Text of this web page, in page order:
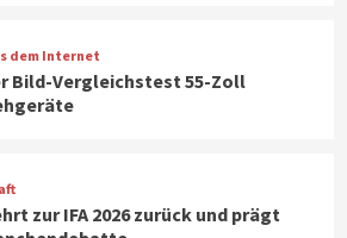
dem Internet
Bild-Vergleichstest 55-Zoll
zur IFA 2026 zurück und prägt